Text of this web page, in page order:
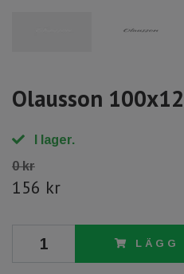
Olausson
I lager.
0 kr
156 kr
LÄGG